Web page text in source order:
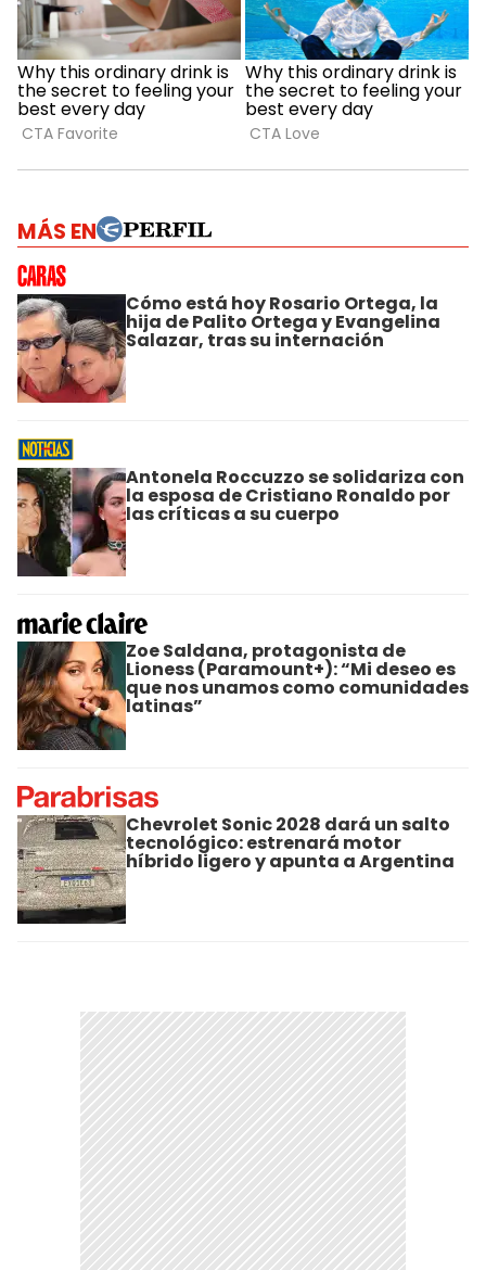
MÁS EN
Cómo está hoy Rosario Ortega, la
hija de Palito Ortega y Evangelina
Salazar, tras su internación
Antonela Roccuzzo se solidariza con
la esposa de Cristiano Ronaldo por
las críticas a su cuerpo
Zoe Saldana, protagonista de
Lioness (Paramount+): “Mi deseo es
que nos unamos como comunidades
latinas”
Chevrolet Sonic 2028 dará un salto
tecnológico: estrenará motor
híbrido ligero y apunta a Argentina